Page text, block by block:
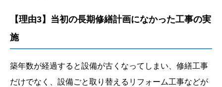
【理由3】当初の長期修繕計画になかった工事の実
施
築年数が経過すると設備が古くなってしまい、修繕工事
だけでなく、設備ごと取り替えるリフォーム工事などが